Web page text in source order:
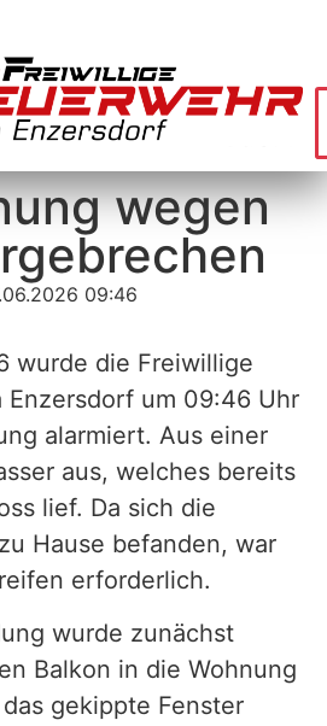
wegen
09:46
wurde die Freiwillige
Enzersdorf um 09:46 Uhr
alarmiert. Aus einer
aus, welches bereits
lief. Da sich die
Hause befanden, war
erforderlich.
wurde zunächst
Balkon in die Wohnung
gekippte Fenster